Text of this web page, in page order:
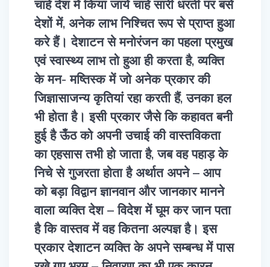
चाहे देश में किया जाये चाहे सारी धरती पर बसे
देशों में, अनेक लाभ निश्चित रूप से प्राप्त हुआ
करे हैं। देशाटन से मनोरंजन का पहला प्रमुख
एवं स्वास्थ्य लाभ तो हुआ ही करता है, व्यक्ति
के मन- मष्तिस्क में जो अनेक प्रकार की
जिज्ञासाजन्य कृतियां रहा करती हैं, उनका हल
भी होता है। इसी प्रकार जैसे कि कहावत बनी
हुई है ऊँठ को अपनी उचाई की वास्तविकता
का एहसास तभी हो जाता है, जब वह पहाड़ के
निचे से गुजरता होता है अर्थात अपने – आप
को बड़ा विद्वान ज्ञानवान और जानकार मानने
वाला व्यक्ति देश – विदेश में घूम कर जान पता
है कि वास्तव में वह कितना अल्पज्ञ है। इस
प्रकार देशाटन व्यक्ति के अपने सम्बन्ध में पास